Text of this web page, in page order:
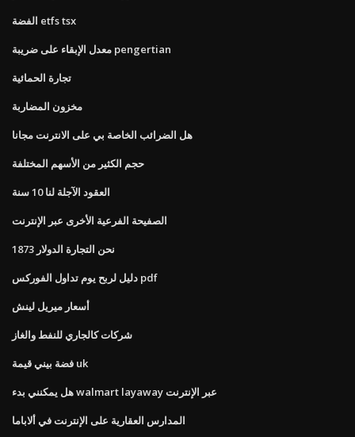
الفضة etfs tsx
معدل الإبقاء على ضريبة pengertian
تجارة الحمائية
مخزون المضاربة
هل الضرائب الخاصة بي على الانترنت مجانا
حجم الكثير من الأسهم المختلفة
العقود الآجلة لنا 10 سنة
الصفيحة الفرعية الأخرى عبر الإنترنت
نحن التجارة الدولار 1873
دليل لربح يوم تداول الفوركس pdf
أسعار ميريل لينش
شركات كالجاري للنفط والغاز
فضة بيني قيمة uk
هل يمكنني بدء walmart layaway عبر الإنترنت
المدارس العقارية على الإنترنت في ألاباما